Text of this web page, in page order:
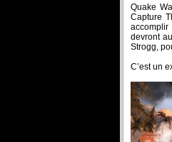
Quake
Capture
accomplir
devront
Strogg,
C’est un